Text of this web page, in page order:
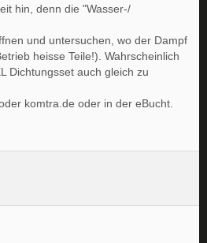
hin, denn die "Wasser-/
und untersuchen, wo der Dampf
heisse Teile!). Wahrscheinlich
Dichtungsset auch gleich zu
komtra.de oder in der eBucht.